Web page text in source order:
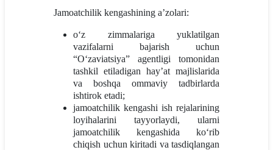
Jamoatchilik kengashining a’zolari:
o‘z zimmalariga yuklatilgan
vazifalarni bajarish uchun
“O‘zaviatsiya” agentligi tomonidan
tashkil etiladigan hay’at majlislarida
va boshqa ommaviy tadbirlarda
ishtirok etadi;
jamoatchilik kengashi ish rejalarining
loyihalarini tayyorlaydi, ularni
jamoatchilik kengashida ko‘rib
chiqish uchun kiritadi va tasdiqlangan